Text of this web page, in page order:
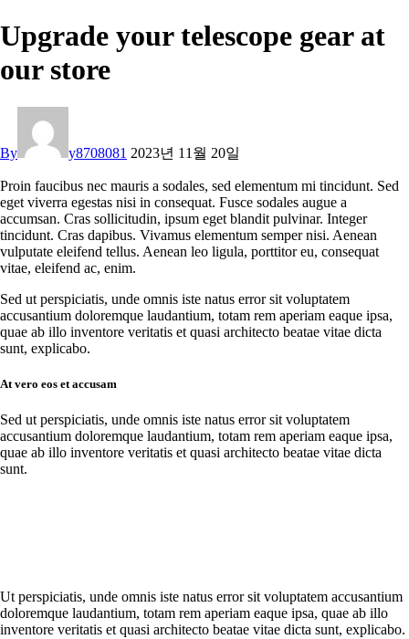
Upgrade your telescope gear at
our store
By y8708081 2023년 11월 20일
Proin faucibus nec mauris a sodales, sed elementum mi tincidunt. Sed
eget viverra egestas nisi in consequat. Fusce sodales augue a
accumsan. Cras sollicitudin, ipsum eget blandit pulvinar. Integer
tincidunt. Cras dapibus. Vivamus elementum semper nisi. Aenean
vulputate eleifend tellus. Aenean leo ligula, porttitor eu, consequat
vitae, eleifend ac, enim.
Sed ut perspiciatis, unde omnis iste natus error sit voluptatem
accusantium doloremque laudantium, totam rem aperiam eaque ipsa,
quae ab illo inventore veritatis et quasi architecto beatae vitae dicta
sunt, explicabo.
At vero eos et accusam
Sed ut perspiciatis, unde omnis iste natus error sit voluptatem
accusantium doloremque laudantium, totam rem aperiam eaque ipsa,
quae ab illo inventore veritatis et quasi architecto beatae vitae dicta
sunt.
Ut perspiciatis, unde omnis iste natus error sit voluptatem accusantium
doloremque laudantium, totam rem aperiam eaque ipsa, quae ab illo
inventore veritatis et quasi architecto beatae vitae dicta sunt, explicabo.